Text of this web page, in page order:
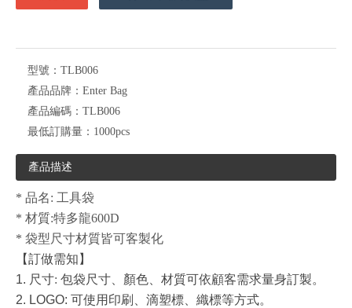
型號： TLB006
產品品牌： Enter Bag
產品編碼： TLB006
最低訂購量： 1000pcs
產品描述
* 品名: 工具袋
* 材質:特多龍600D
* 袋型尺寸材質皆可客製化
【訂做需知】
1. 尺寸: 包袋尺寸、顏色、材質可依顧客需求量身訂製。
2. LOGO: 可使用印刷、滴塑標、織標等方式。